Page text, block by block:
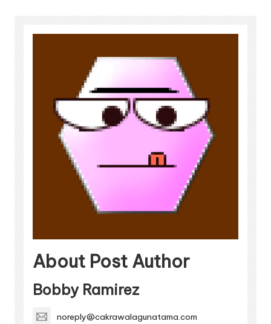
About Post Author
Bobby Ramirez
noreply@cakrawalagunatama.com